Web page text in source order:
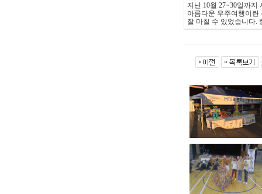
지난 10월 27~30일까
아름다운 우주여행이
잘 마칠 수 있었습니다.